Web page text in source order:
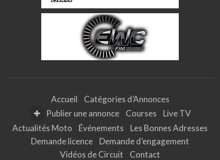
Accueil
Catégories d’Annonces
Publier une annonce
Courses
Live TV
Actualités Moto
Événements
Les Bonnes Adresses
Demande licence
Demande d’engagement
Vidéos de Circuit
Contact